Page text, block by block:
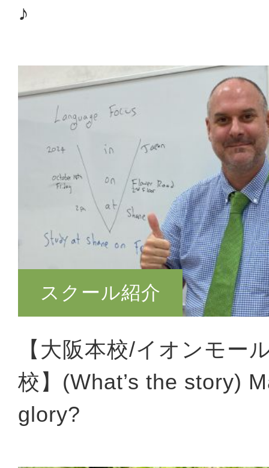
♪
スクール紹介
【大阪本校/イオンモー
校】(What’s the story)
glory?